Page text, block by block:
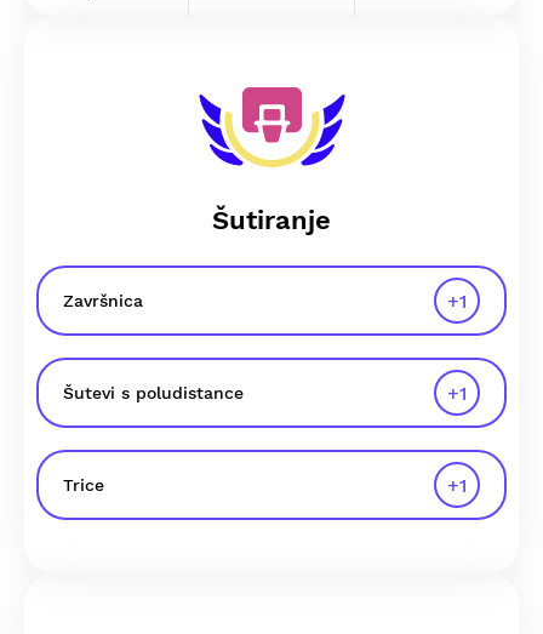
Šutiranje
Završnica +1
Šutevi s poludistance +1
Trice +1